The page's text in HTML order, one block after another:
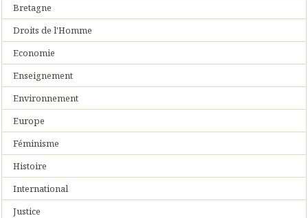
Bretagne
Droits de l'Homme
Economie
Enseignement
Environnement
Europe
Féminisme
Histoire
International
Justice